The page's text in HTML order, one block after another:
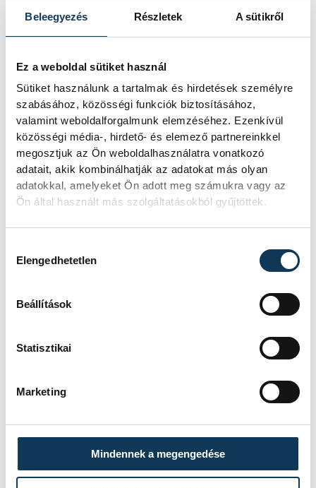
Beleegyezés Részletek A sütikről
Ez a weboldal sütiket használ
Sütiket használunk a tartalmak és hirdetések személyre
szabásához, közösségi funkciók biztosításához,
valamint weboldalforgalmunk elemzéséhez. Ezenkívül
közösségi média-, hirdető- és elemező partnereinkkel
megosztjuk az Ön weboldalhasználatra vonatkozó
adatait, akik kombinálhatják az adatokat más olyan
adatokkal, amelyeket Ön adott meg számukra vagy az
Ön által használt más szolgáltatásokból gyűjtöttek.
Elengedhetetlen
Beállítások
Statisztikai
Marketing
Mindennek a megengedése
Rendhagyó esemény zajlott le kedden
reggel. Magyar idő szerint 8:35 körül
a Hold felszínébe csapódott a SpaceX
egyik Falcon–9 rakétájának felső
fokozata. A becsapódást a Földről
szabad szemmel nem lehetett látni, a
szakemberek azonban távcsövekkel
figyelték az eseményt.
Rekordok Európában –
Magyarország a
hőség. Magyarország a legforróbb
júliust mértek, amilyenre 155 éve nem
A múltban és ma is rossz
hírt hoz a dunai Ínség-
szikla